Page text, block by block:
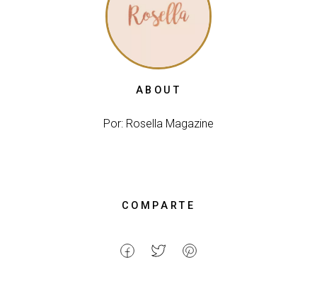
ABOUT
Por: Rosella Magazine
COMPARTE